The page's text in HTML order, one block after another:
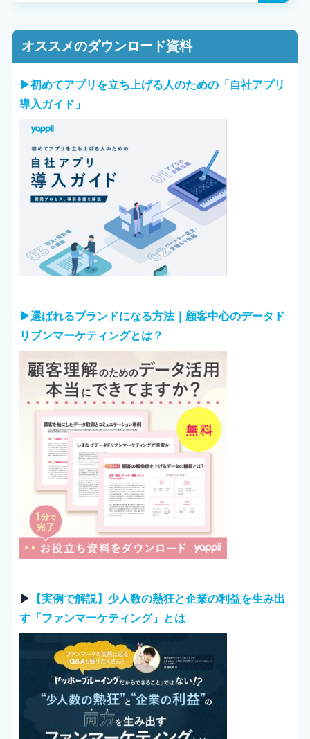
オススメのダウンロード資料
▶︎初めてアプリを立ち上げる人のための「自社アプリ
導入ガイド」
▶︎選ばれるブランドになる方法｜顧客中心のデータド
リブンマーケティングとは？
▶︎
【実例で解説】少人数の熱狂と企業の利益を生み出
す「ファンマーケティング」とは